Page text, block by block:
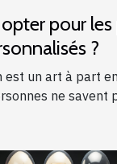
pour les
?
est un art à part
ne savent